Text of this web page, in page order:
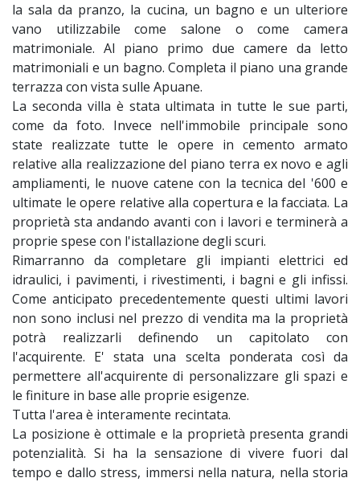
la sala da pranzo, la cucina, un bagno e un ulteriore
vano utilizzabile come salone o come camera
matrimoniale. Al piano primo due camere da letto
matrimoniali e un bagno. Completa il piano una grande
terrazza con vista sulle Apuane.
La seconda villa è stata ultimata in tutte le sue parti,
come da foto. Invece nell'immobile principale sono
state realizzate tutte le opere in cemento armato
relative alla realizzazione del piano terra ex novo e agli
ampliamenti, le nuove catene con la tecnica del '600 e
ultimate le opere relative alla copertura e la facciata. La
proprietà sta andando avanti con i lavori e terminerà a
proprie spese con l'istallazione degli scuri.
Rimarranno da completare gli impianti elettrici ed
idraulici, i pavimenti, i rivestimenti, i bagni e gli infissi.
Come anticipato precedentemente questi ultimi lavori
non sono inclusi nel prezzo di vendita ma la proprietà
potrà realizzarli definendo un capitolato con
l'acquirente. E' stata una scelta ponderata così da
permettere all'acquirente di personalizzare gli spazi e
le finiture in base alle proprie esigenze.
Tutta l'area è interamente recintata.
La posizione è ottimale e la proprietà presenta grandi
potenzialità. Si ha la sensazione di vivere fuori dal
tempo e dallo stress, immersi nella natura, nella storia